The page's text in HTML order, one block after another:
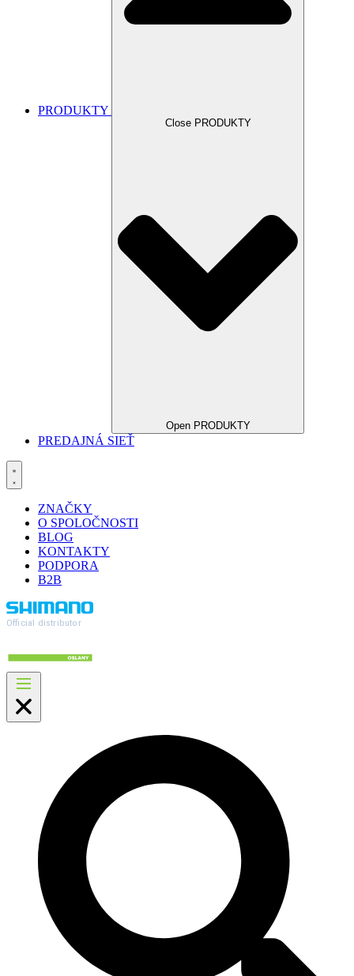
PRODUKTY
Close PRODUKTY
Open PRODUKTY
PREDAJNÁ SIEŤ
ZNAČKY
O SPOLOČNOSTI
BLOG
KONTAKTY
PODPORA
B2B
Official distributor